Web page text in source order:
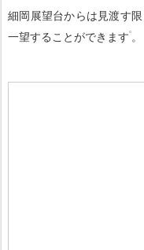
細岡展望台からは見渡す
一望することができます 。